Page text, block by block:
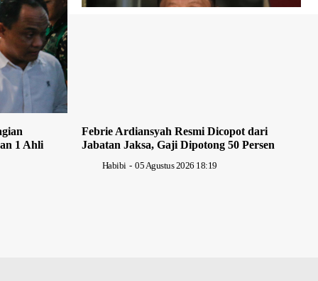
1 Ahli
Febrie Ardiansyah Resmi Dicopot dari
Jabatan Jaksa, Gaji Dipotong 50 Persen
Habibi - 05 Agustus 2026 18:19